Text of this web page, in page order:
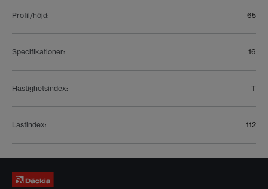
Profil/höjd: 65
Specifikationer: 16
Hastighetsindex: T
Lastindex: 112